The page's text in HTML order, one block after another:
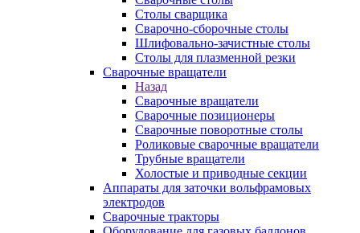
Столы сварщика
Сварочно-сборочные столы
Шлифовально-зачистные столы
Столы для плазменной резки
Сварочные вращатели
Назад
Сварочные вращатели
Сварочные позиционеры
Сварочные поворотные столы
Роликовые сварочные вращатели
Трубные вращатели
Холостые и приводные секции
Аппараты для заточки вольфрамовых
электродов
Сварочные тракторы